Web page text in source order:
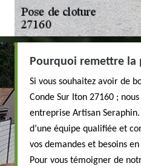
Pourquoi remettre la
Si vous souhaitez avoir de
Conde Sur Iton 27160 ;
entreprise Artisan
d’une équipe qualifiée et
vos demandes et besoins
Pour vous témoigner de